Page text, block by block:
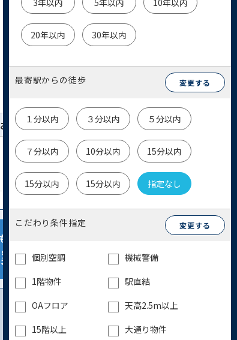
3年以内 5年以内 10年以内
20年以内 30年以内
最寄駅からの徒歩 変更する
１分以内 ３分以内 ５分以内
７分以内 10分以内 15分以内
15分以内 15分以内 指定なし
こだわり条件指定 変更する
個別空調
機械警備
1階物件
駅直結
OAフロア
天高2.5m以上
15階以上
大通り物件
お気に入り 詳細 お問い合わせ
詳細を
物件